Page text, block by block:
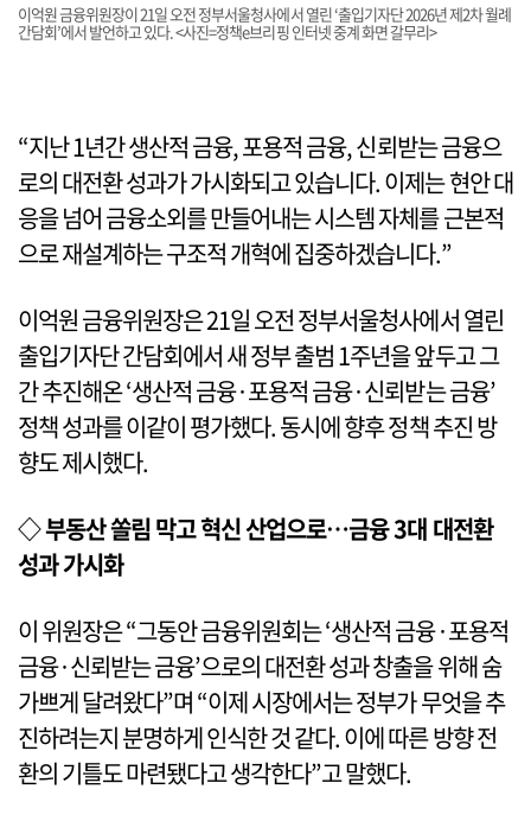
이억원 금융위원장이 21일 오전 정부서울청사에서 열린 ‘출입기자단 2026년 제2차 월례
간담회’에서 발언하고 있다. <사진=정책e브리핑 인터넷 중계 화면 갈무리>
“지난 1년간 생산적 금융, 포용적 금융, 신뢰받는 금융으
로의 대전환 성과가 가시화되고 있습니다. 이제는 현안 대
응을 넘어 금융소외를 만들어내는 시스템 자체를 근본적
으로 재설계하는 구조적 개혁에 집중하겠습니다.”
이억원 금융위원장은 21일 오전 정부서울청사에서 열린
출입기자단 간담회에서 새 정부 출범 1주년을 앞두고 그
간 추진해온 ‘생산적 금융·포용적 금융·신뢰받는 금융’
정책 성과를 이같이 평가했다. 동시에 향후 정책 추진 방
향도 제시했다.
◇ 부동산 쏠림 막고 혁신 산업으로…금융 3대 대전환
성과 가시화
이 위원장은 “그동안 금융위원회는 ‘생산적 금융·포용적
금융·신뢰받는 금융’으로의 대전환 성과 창출을 위해 숨
가쁘게 달려왔다”며 “이제 시장에서는 정부가 무엇을 추
진하려는지 분명하게 인식한 것 같다. 이에 따른 방향 전
환의 기틀도 마련됐다고 생각한다”고 말했다.